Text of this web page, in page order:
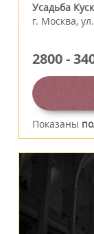
Усадьба
г. Москва,
2800-
Показаны